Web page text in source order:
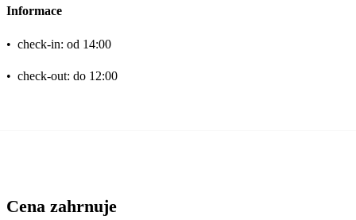
Informace
• check-in: od 14:00
• check-out: do 12:00
Cena zahrnuje